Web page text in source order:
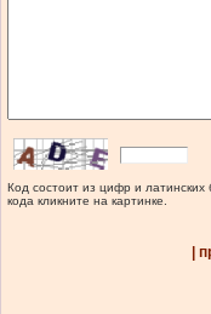
Код состоит из цифр и латинских
кода кликните на картинке.
|